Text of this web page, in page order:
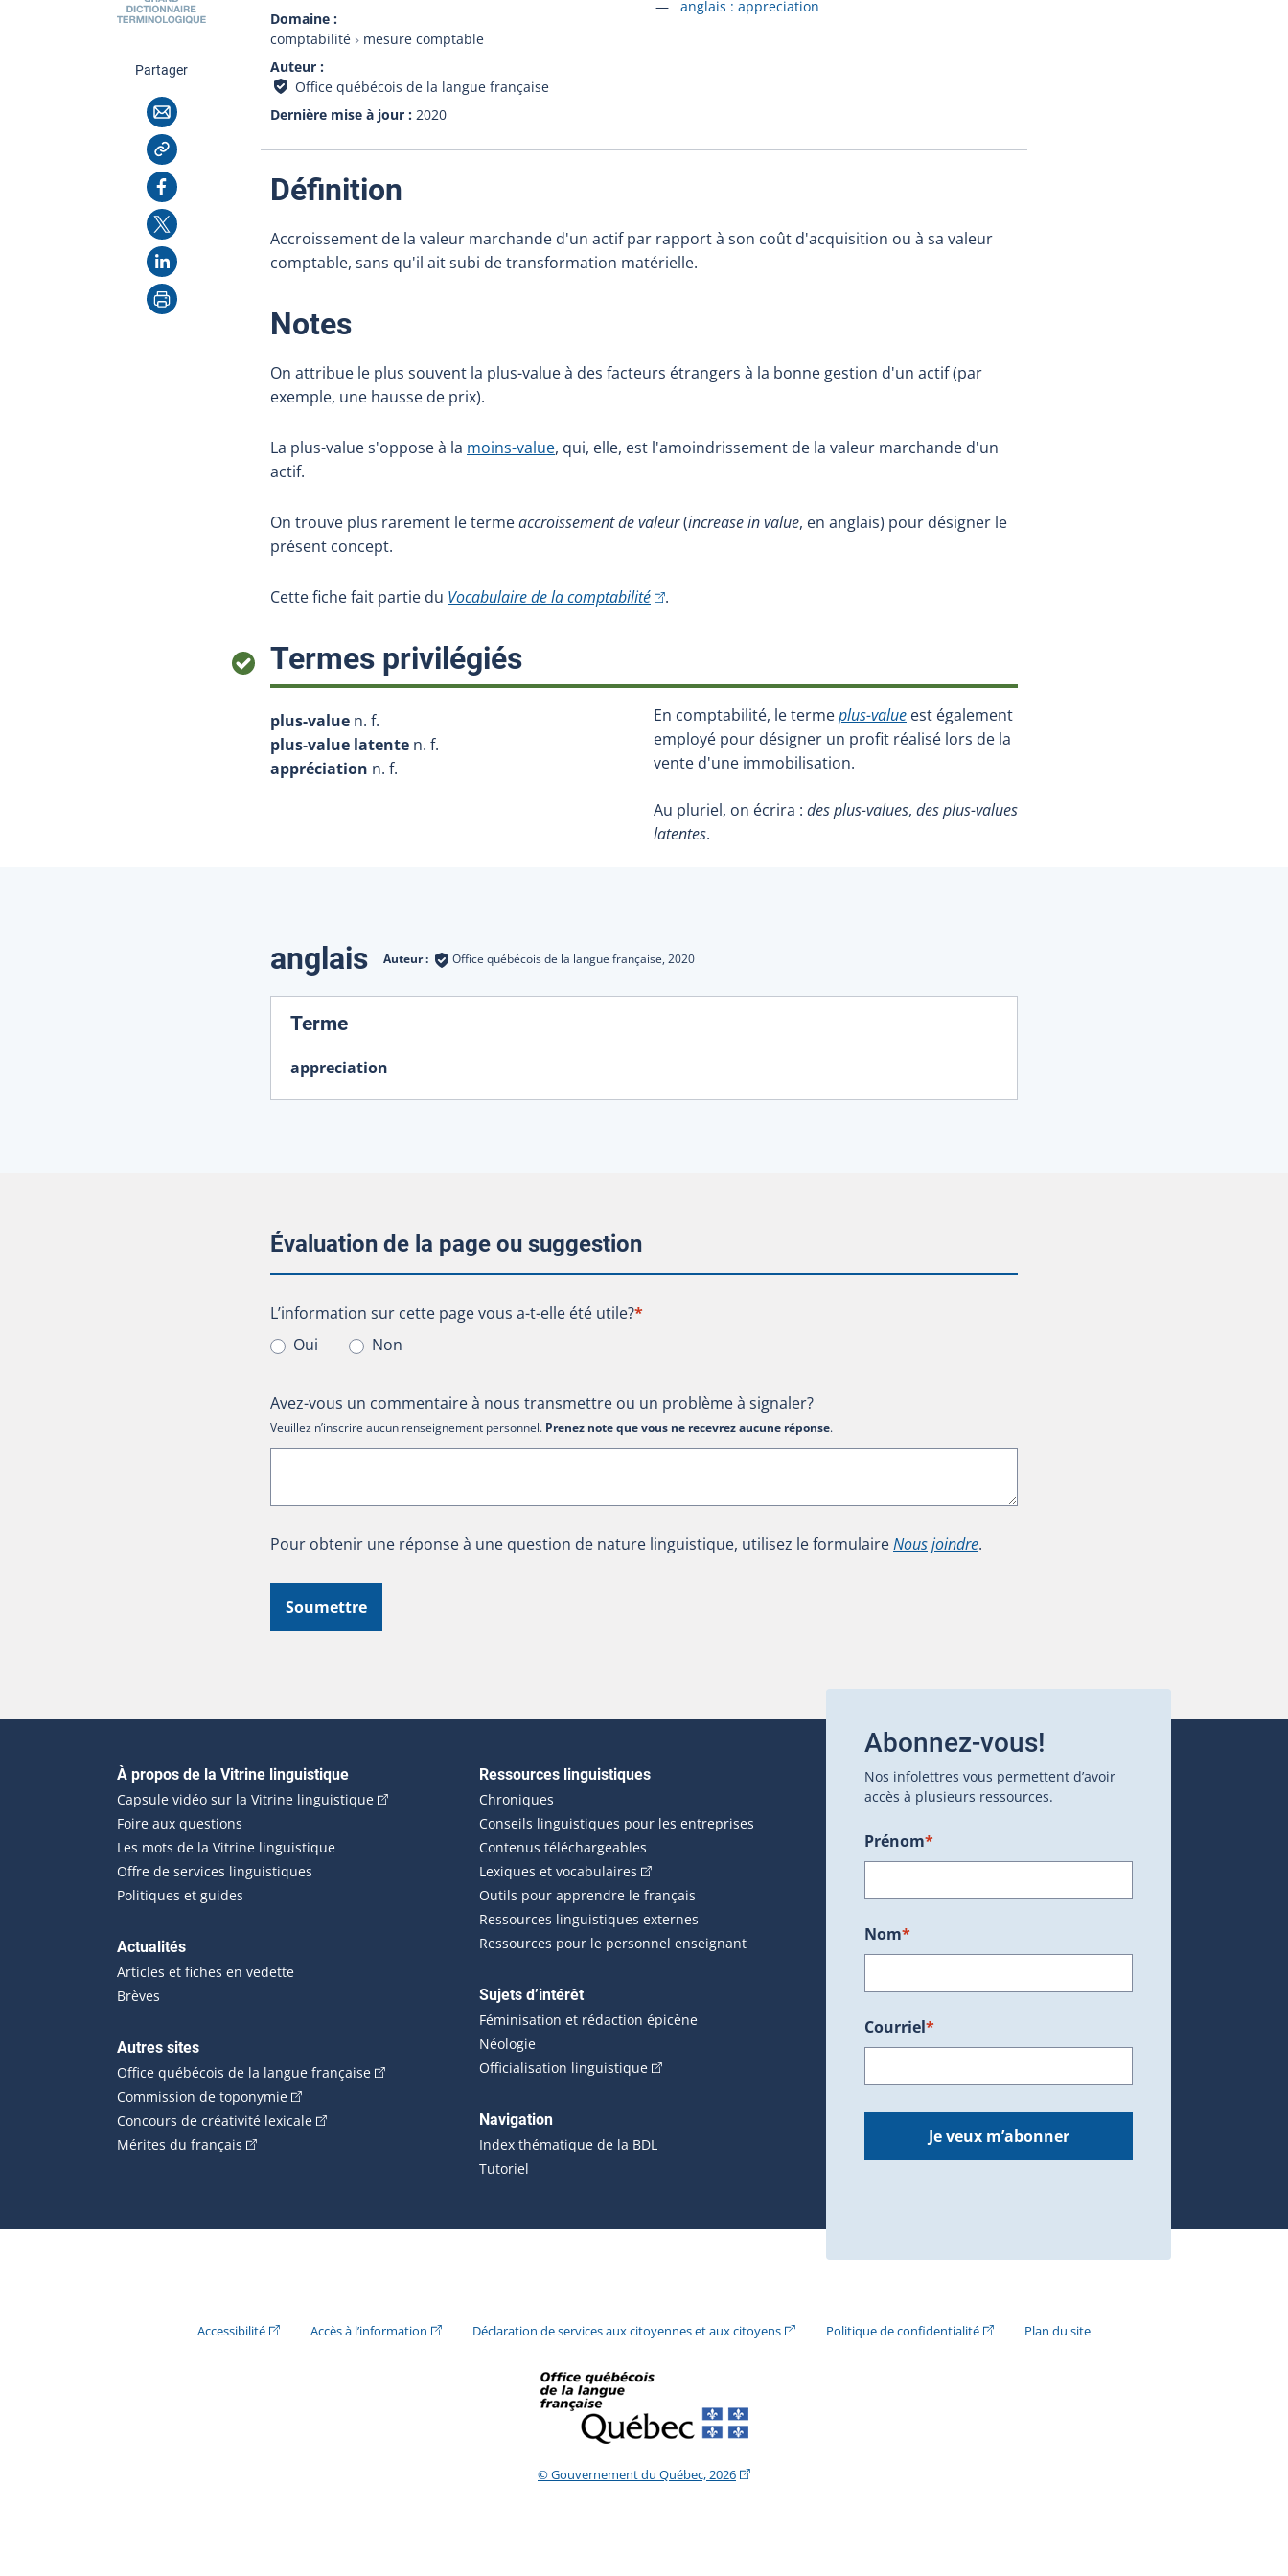
Domaine
comptabilité
mesure comptable
Auteur
Office québécois de la langue française
Dernière mise à jour
2020
Accéder à la fiche en
anglais : appreciation
Partagercette page
Courriel
Copier l'adresse
Facebook
X
LinkedIn
Imprimer
Définition
Accroissement de la valeur marchande d'un actif par rapport à son coût d'acquisition ou à sa valeur
comptable, sans qu'il ait subi de transformation matérielle.
Notes:
On attribue le plus souvent la plus-value à des facteurs étrangers à la bonne gestion d'un actif (par
exemple, une hausse de prix).
La plus-value s'oppose à la moins-value, qui, elle, est l'amoindrissement de la valeur marchande d'un
actif.
On trouve plus rarement le termeaccroissement de valeur(increase in value, en anglais) pour désigner le
présent concept.
Cette fiche fait partie du Vocabulaire de la comptabilité(Cet hyperlien externe s'ouvrira dans une nouvelle fenêtre.)
.
Termes privilégiés:
plus-value n. f.
plus-value latente n. f.
appréciation n. f.
En comptabilité, le termeplus-value est également
employé pour désigner un profit réalisé lors de la
vente d'une immobilisation.
Au pluriel, on écrira : des plus-values, des plus-values
latentes.
Traductions
anglais Auteur : Office québécois de la langue française, 2020
Terme:
appreciation
Évaluation de la page ou suggestion
L’information sur cette page vous a-t-elle été utile?
L’information sur cette page vous a-t-elle été utile?*
Oui
Non
Avez-vous un commentaire à nous transmettre ou un problème à signaler?
Veuillez n’inscrire aucun renseignement personnel. Prenez note que vous ne recevrez aucune réponse.
Pour obtenir une réponse à une question de nature linguistique, utilisez le formulaireNous joindre.
Soumettre
Navigation principale
À propos de la Vitrine linguistique
Capsule vidéo sur la Vitrine linguistique(Cet hyperlien externe s'ouvrira dans une nouvelle fenêtre.)
Foire aux questions
Les mots de la Vitrine linguistique
Offre de services linguistiques
Politiques et guides
Actualités
Articles et fiches en vedette
Brèves
Autres sites
Office québécois de la langue française(Cet hyperlien externe s'ouvrira dans une nouvelle fenêtre.)
Commission de toponymie(Cet hyperlien externe s'ouvrira dans une nouvelle fenêtre.)
Concours de créativité lexicale(Cet hyperlien externe s'ouvrira dans une nouvelle fenêtre.)
Mérites du français (Cet hyperlien externe s'ouvrira dans une nouvelle fenêtre.)
Ressources linguistiques
Chroniques
Conseils linguistiques pour les entreprises
Contenus téléchargeables
Lexiques et vocabulaires (Cet hyperlien externe s'ouvrira dans une nouvelle fenêtre.)
Outils pour apprendre le français
Ressources linguistiques externes
Ressources pour le personnel enseignant
Sujets d’intérêt
Féminisation et rédaction épicène
Néologie
Officialisation linguistique(Cet hyperlien externe s'ouvrira dans une nouvelle fenêtre.)
Navigation
Index thématique de la BDL
Tutoriel
Abonnez-vous!
Nos infolettres vous permettent d’avoir
accès à plusieurs ressources.
Prénom*
Nom*
Courriel*
Je veux m’abonner
Accessibilité(Cet hyperlien externe s'ouvrira dans une nouvelle fenêtre.)
Accès à l’information (Cet hyperlien externe s'ouvrira dans une nouvelle fenêtre.)
Déclaration de services aux citoyennes et aux citoyens(Cet hyperlien externe s'ouvrira dans une nouvelle fenêtre.)
Politique de confidentialité(Cet hyperlien externe s'ouvrira dans une nouvelle
Plan du site
© Gouvernement du Québec, 2026(Cet hyperlien externe s'ouvrira dans une nouvelle fenêtre.)